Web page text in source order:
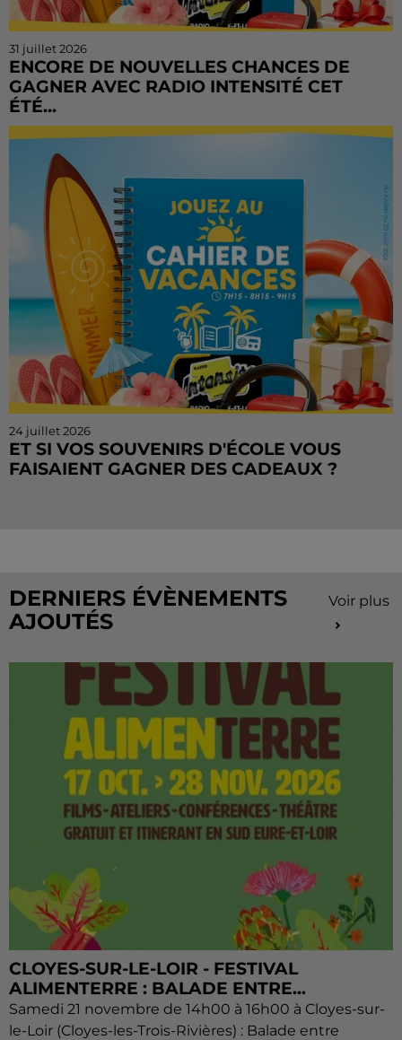
31 juillet 2026
ENCORE DE NOUVELLES CHANCES DE
GAGNER AVEC RADIO INTENSITÉ CET
ÉTÉ...
Vous n'avez pas encore tenté votre chance ? Ou vous
Vacances continue sur Radio Intensité ! Chaque
matin, de...
24 juillet 2026
ET SI VOS SOUVENIRS D'ÉCOLE VOUS
FAISAIENT GAGNER DES CADEAUX ?
DERNIERS ÉVÈNEMENTS
AJOUTÉS
Voir plus
CLOYES-SUR-LE-LOIR - FESTIVAL
ALIMENTERRE : BALADE ENTRE...
Samedi 21 novembre de 14h00 à 16h00 à Cloyes-sur-
le-Loir (Cloyes-les-Trois-Rivières) : Balade entre